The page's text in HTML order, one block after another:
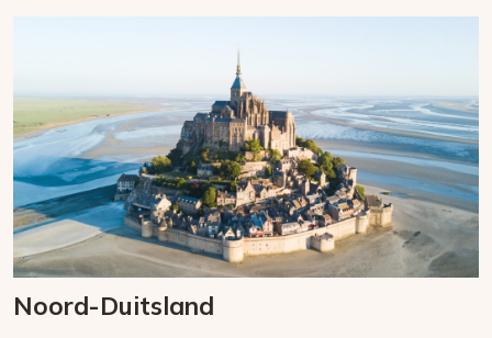
Noord-Duitsland